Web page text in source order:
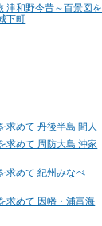
津和野今昔～百景図を
下町
求めて 丹後半島 間人
求めて 周防大島 沖家
求めて 紀州みなべ
求めて 因幡・浦富海